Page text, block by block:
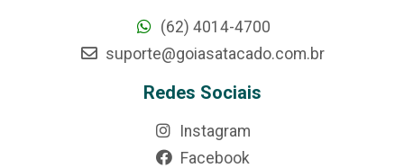
(62) 4014-4700
suporte@goiasatacado.com.br
Redes Sociais
Instagram
Facebook